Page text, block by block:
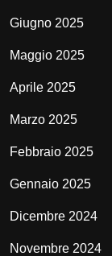
Giugno 2025
Maggio 2025
Aprile 2025
Marzo 2025
Febbraio 2025
Gennaio 2025
Dicembre 2024
Novembre 2024